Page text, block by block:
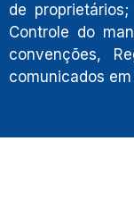
de
Controle do
convenções,
comunicados